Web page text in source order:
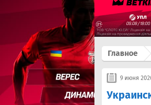
Главное
9 июня